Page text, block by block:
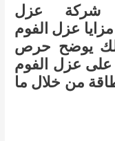
شركة عزل
عزل الفوم
يوضح حرص
على عزل الفوم
من خلال ما